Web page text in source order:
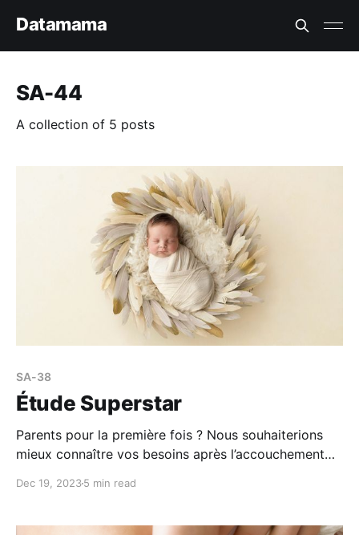
Datamama
SA-44
A collection of 5 posts
SA-38
Étude Superstar
Parents pour la première fois ? Nous souhaiterions
mieux connaître vos besoins après l’accouchement
l'étude Devenir parent pour la première fois est
qui peut aussi être stressante. La première semaine
Dec 19, 20235 min read